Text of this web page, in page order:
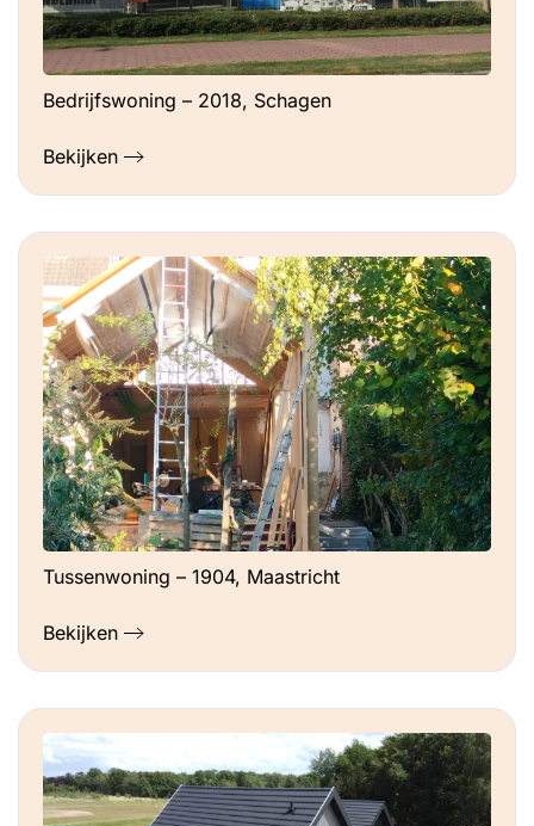
Bedrijfswoning – 2018, Schagen
Bekijken
Tussenwoning – 1904, Maastricht
Bekijken